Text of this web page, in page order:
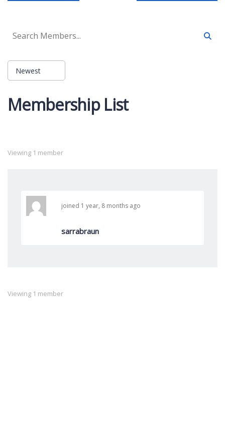
By:
Newest
Membership List
Viewing 1 member
sarrabraun
joined 1 year, 8 months ago
Viewing 1 member